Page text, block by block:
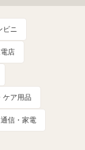
ビニ
店
ケア用品
信・家電